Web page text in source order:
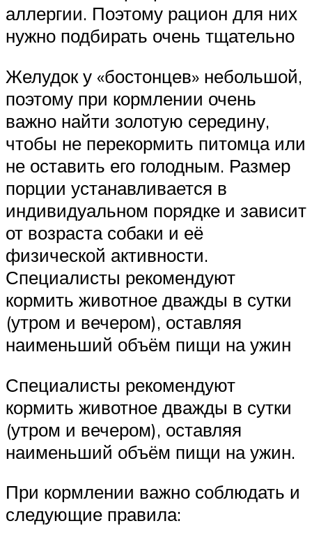
аллергии. Поэтому рацион для них
нужно подбирать очень тщательно
Желудок у «бостонцев» небольшой,
поэтому при кормлении очень
важно найти золотую середину,
чтобы не перекормить питомца или
не оставить его голодным. Размер
порции устанавливается в
индивидуальном порядке и зависит
от возраста собаки и её
физической активности.
Специалисты рекомендуют
кормить животное дважды в сутки
(утром и вечером), оставляя
наименьший объём пищи на ужин
Специалисты рекомендуют
кормить животное дважды в сутки
(утром и вечером), оставляя
наименьший объём пищи на ужин.
При кормлении важно соблюдать и
следующие правила: